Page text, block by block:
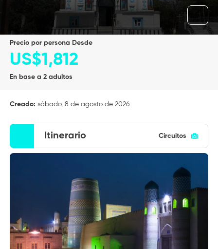
precio por persona Desde
US$1,812
En base a 2 adultos
Creado: sábado, 8 de agosto de 2026
Itinerario Circuitos